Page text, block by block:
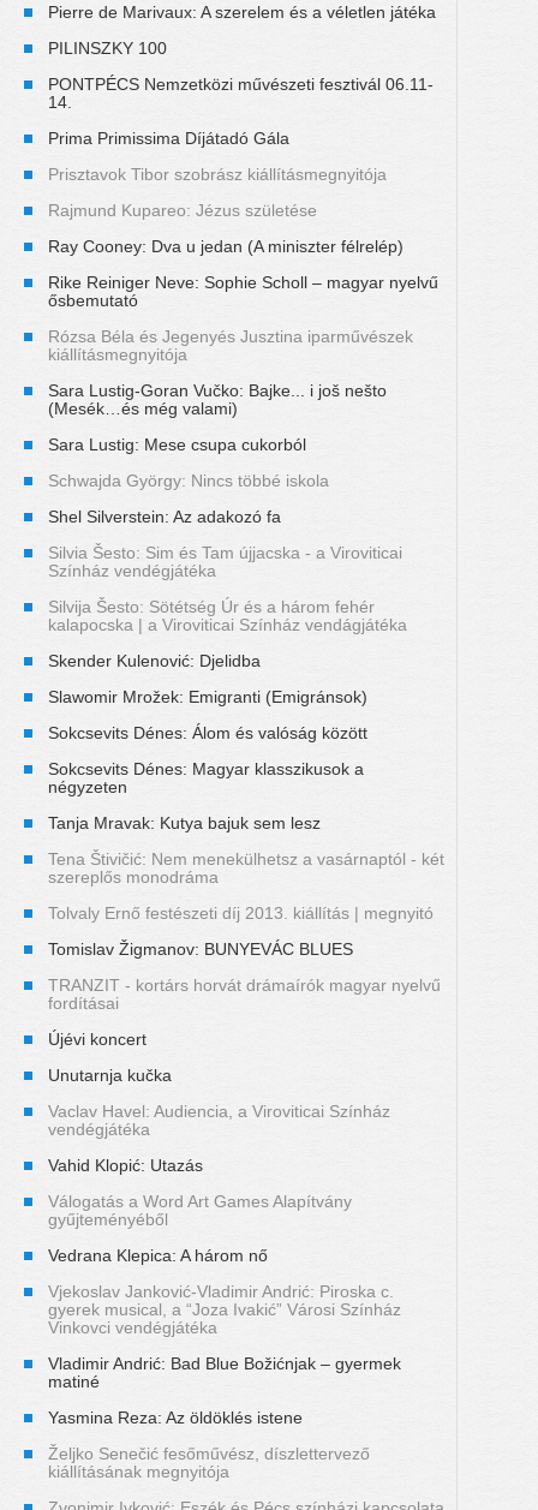
Pierre de Marivaux: A szerelem és a véletlen játéka
PILINSZKY 100
PONTPÉCS Nemzetközi művészeti fesztivál 06.11-
14.
Prima Primissima Díjátadó Gála
Prisztavok Tibor szobrász kiállításmegnyitója
Rajmund Kupareo: Jézus születése
Ray Cooney: Dva u jedan (A miniszter félrelép)
Rike Reiniger Neve: Sophie Scholl – magyar nyelvű
ősbemutató
Rózsa Béla és Jegenyés Jusztina iparművészek
kiállításmegnyitója
Sara Lustig-Goran Vučko: Bajke... i još nešto
(Mesék…és még valami)
Sara Lustig: Mese csupa cukorból
Schwajda György: Nincs többé iskola
Shel Silverstein: Az adakozó fa
Silvia Šesto: Sim és Tam újjacska - a Viroviticai
Színház vendégjátéka
Silvija Šesto: Sötétség Úr és a három fehér
kalapocska | a Viroviticai Színház vendágjátéka
Skender Kulenović: Djelidba
Slawomir Mrožek: Emigranti (Emigránsok)
Sokcsevits Dénes: Álom és valóság között
Sokcsevits Dénes: Magyar klasszikusok a
négyzeten
Tanja Mravak: Kutya bajuk sem lesz
Tena Štivičić: Nem menekülhetsz a vasárnaptól - két
szereplős monodráma
Tolvaly Ernő festészeti díj 2013. kiállítás | megnyitó
Tomislav Žigmanov: BUNYEVÁC BLUES
TRANZIT - kortárs horvát drámaírók magyar nyelvű
fordításai
Újévi koncert
Unutarnja kučka
Vaclav Havel: Audiencia, a Viroviticai Színház
vendégjátéka
Vahid Klopić: Utazás
Válogatás a Word Art Games Alapítvány
gyűjteményéből
Vedrana Klepica: A három nő
Vjekoslav Janković-Vladimir Andrić: Piroska c.
gyerek musical, a “Joza Ivakić” Városi Színház
Vinkovci vendégjátéka
Vladimir Andrić: Bad Blue Božićnjak – gyermek
matiné
Yasmina Reza: Az öldöklés istene
Željko Senečić fesőművész, díszlettervező
kiállításának megnyitója